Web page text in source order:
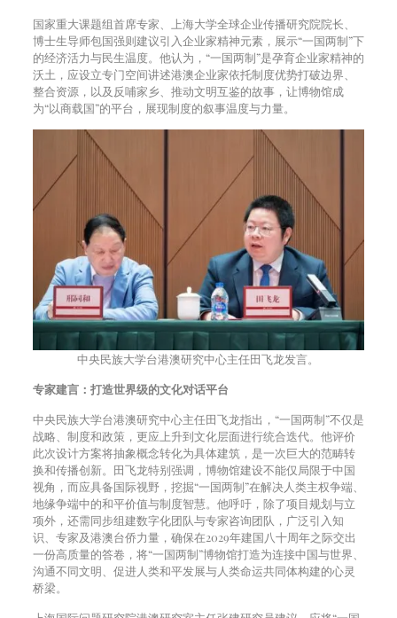
国家重大课题组首席专家、上海大学全球企业传播研究院院长、
博士生导师包国强则建议引入企业家精神元素，展示“一国两制”下
的经济活力与民生温度。他认为，“一国两制”是孕育企业家精神的
沃土，应设立专门空间讲述港澳企业家依托制度优势打破边界、
整合资源，以及反哺家乡、推动文明互鉴的故事，让博物馆成
为“以商载国”的平台，展现制度的叙事温度与力量。
中央民族大学台港澳研究中心主任田飞龙发言。
专家建言：打造世界级的文化对话平台
中央民族大学台港澳研究中心主任田飞龙指出，“一国两制”不仅是
战略、制度和政策，更应上升到文化层面进行统合迭代。他评价
此次设计方案将抽象概念转化为具体建筑，是一次巨大的范畴转
换和传播创新。田飞龙特别强调，博物馆建设不能仅局限于中国
视角，而应具备国际视野，挖掘“一国两制”在解决人类主权争端、
地缘争端中的和平价值与制度智慧。他呼吁，除了项目规划与立
项外，还需同步组建数字化团队与专家咨询团队，广泛引入知
识、专家及港澳台侨力量，确保在2029年建国八十周年之际交出
一份高质量的答卷，将“一国两制”博物馆打造为连接中国与世界、
沟通不同文明、促进人类和平发展与人类命运共同体构建的心灵
桥梁。